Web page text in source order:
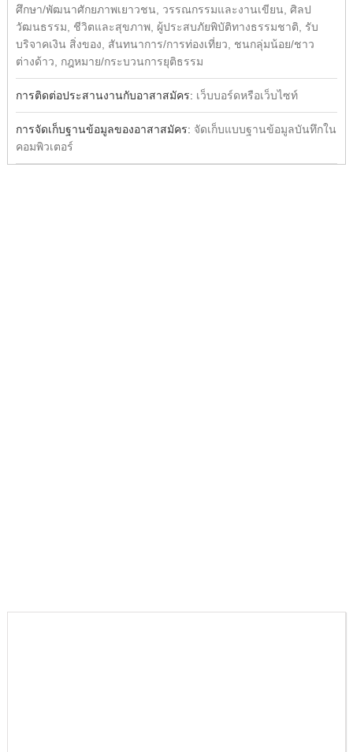
ศึกษา/พัฒนาศักยภาพเยาวชน, วรรณกรรมและงานเขียน, ศิลป
วัฒนธรรม, ชีวิตและสุขภาพ, ผู้ประสบภัยพิบัติทางธรรมชาติ, รับ
บริจาคเงิน สิ่งของ, สันทนาการ/การท่องเที่ยว, ชนกลุ่มน้อย/ชาว
ต่างด้าว, กฎหมาย/กระบวนการยุติธรรม
การติดต่อประสานงานกับอาสาสมัคร: เว็บบอร์ดหรือเว็บไซท์
การจัดเก็บฐานข้อมูลของอาสาสมัคร: จัดเก็บแบบฐานข้อมูลบันทึกใน
คอมพิวเตอร์